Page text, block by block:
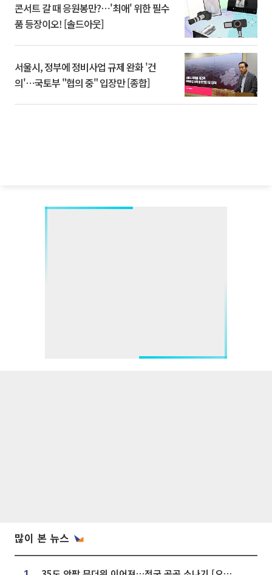
콘서트 갈 때 응원봉만?⋯'최애' 위한 필수
품 등장이오! [솔드아웃]
서울시, 정부에 정비사업 규제 완화 '건
의'⋯국토부 "협의 중" 입장만 [종합]
많이 본 뉴스